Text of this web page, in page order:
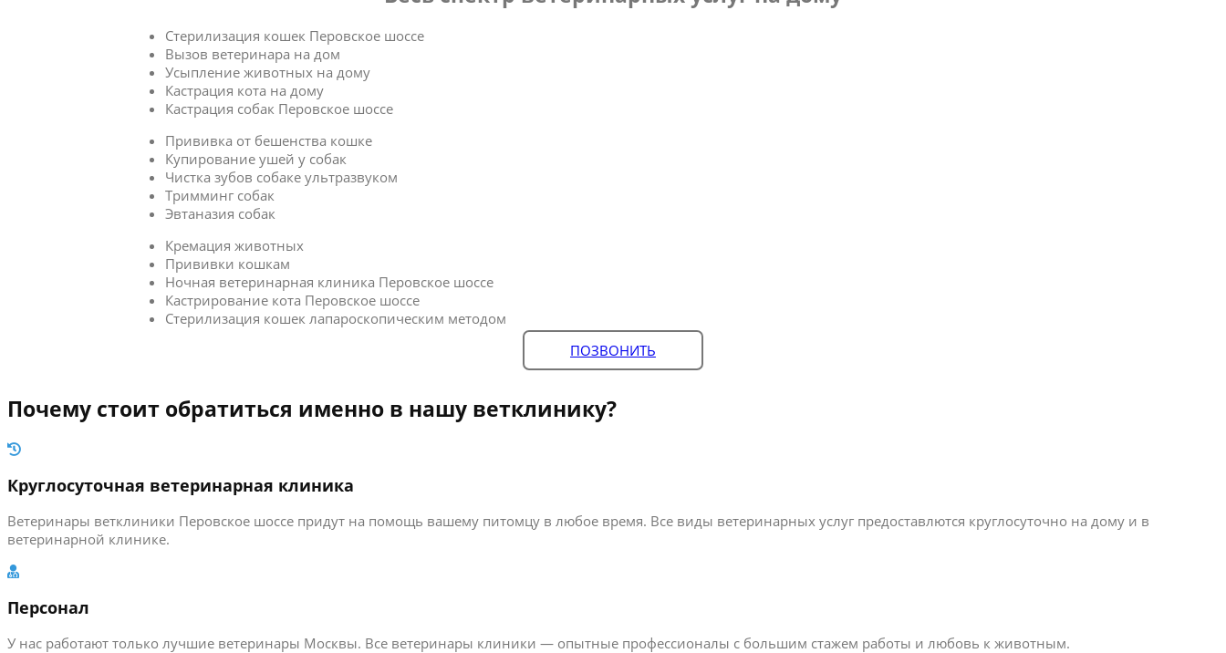
Стерилизация кошек Перовское шоссе
Вызов ветеринара на дом
Усыпление животных на дому
Кастрация кота на дому
Кастрация собак Перовское шоссе
Прививка от бешенства кошке
Купирование ушей у собак
Чистка зубов собаке ультразвуком
Тримминг собак
Эвтаназия собак
Кремация животных
Прививки кошкам
Ночная ветеринарная клиника Перовское шоссе
Кастрирование кота Перовское шоссе
Стерилизация кошек лапароскопическим методом
ПОЗВОНИТЬ
Почему стоит обратиться именно в нашу ветклинику?
Круглосуточная ветеринарная клиника
Ветеринары ветклиники Перовское шоссе придут на помощь вашему питомцу в любое время. Все виды ветеринарных услуг предоставлются круглосуточно на дому и в
ветеринарной клинике.
Персонал
У нас работают только лучшие ветеринары Москвы. Все ветеринары клиники — опытные профессионалы с большим стажем работы и любовь к животным.